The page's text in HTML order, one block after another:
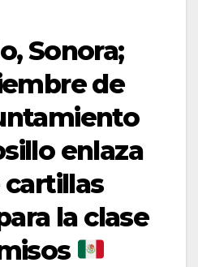
Sonora;
de
enlaza
la clase